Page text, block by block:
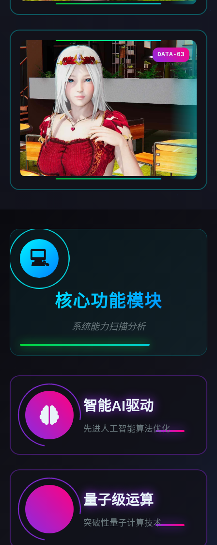
DATA-03
💻
核心功能模块
系统能力扫描分析
智能AI驱动
先进人工智能算法优化
量子级运算
突破性量子计算技术